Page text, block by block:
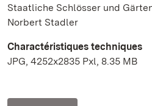
Staatliche Schlösser und
Norbert Stadler
Charactéristiques techniques
JPG, 4252x2835 Pxl, 8.35 MB